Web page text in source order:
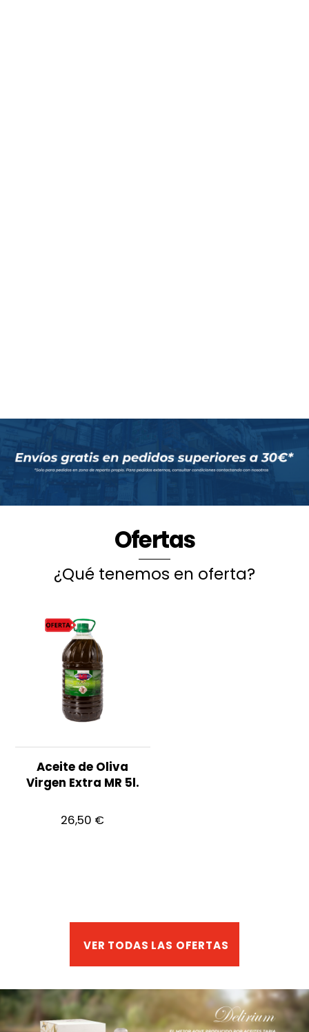
Ofertas
¿Qué tenemos en oferta?
Aceite de Oliva
Virgen Extra MR 5l.
26,50 €
VER TODAS LAS OFERTAS